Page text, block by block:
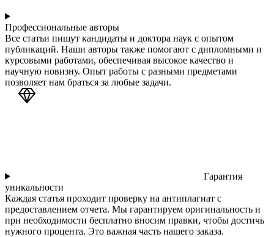
Профессиональные авторы
Все статьи пишут кандидаты и доктора наук с опытом
публикаций. Наши авторы также помогают с дипломными и
курсовыми работами, обеспечивая высокое качество и
научную новизну. Опыт работы с разными предметами
позволяет нам браться за любые задачи.
Гарантия
уникальности
Каждая статья проходит проверку на антиплагиат с
предоставлением отчета. Мы гарантируем оригинальность и
при необходимости бесплатно вносим правки, чтобы достичь
нужного процента. Это важная часть нашего заказа.